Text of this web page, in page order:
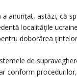
anunţat, astăzi, că
localităţile
doborârea
de
conform